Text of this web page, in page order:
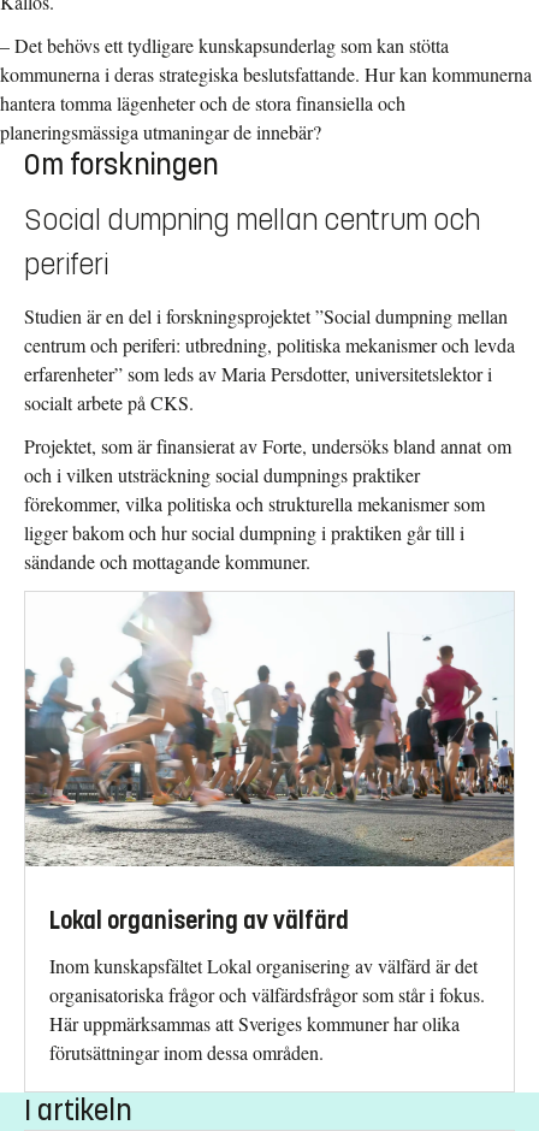
– Det behövs ett tydligare kunskapsunderlag som kan stötta
kommunerna i deras strategiska beslutsfattande. Hur kan kommunerna
hantera tomma lägenheter och de stora finansiella och
planeringsmässiga utmaningar de innebär?
Om forskningen
Social dumpning mellan centrum och
periferi
Studien är en del i forskningsprojektet ”Social dumpning mellan
centrum och periferi: utbredning, politiska mekanismer och levda
erfarenheter” som leds av Maria Persdotter, universitetslektor i
socialt arbete på CKS.
Projektet, som är finansierat av Forte, undersöks bland annatom
och i vilken utsträckning social dumpnings praktiker
förekommer, vilka politiska och strukturella mekanismer som
ligger bakom och hur social dumpning i praktiken går till i
sändande och mottagande kommuner.
Lokal organisering av välfärd
Inom kunskapsfältet Lokal organisering av välfärd är det
organisatoriska frågor och välfärdsfrågor som står i fokus.
Här uppmärksammas att Sveriges kommuner har olika
förutsättningar inom dessa områden.
I artikeln